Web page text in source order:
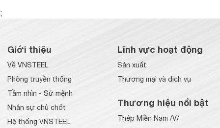
;
Giới thiệu
Về VNSTEEL
Phòng truyền thống
Tầm nhìn - Sứ mệnh
Nhân sự chủ chốt
Hệ thống VNSTEEL
Lĩnh vực hoạt động
Sản xuất
Thương mại và dịch vụ
Thương hiệu nổi bật
Thép Miền Nam /V/